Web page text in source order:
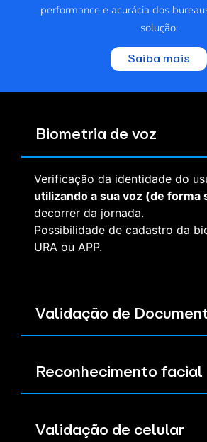
performance e acurácia dos
solução.
Saiba mais
Biometria de voz
Verificação da identidade do
utilizando a sua voz (de forma
decorrer da jornada.
Possibilidade de cadastro da
URA ou APP.
Validação de
Reconhecimento facial
Validação de celular